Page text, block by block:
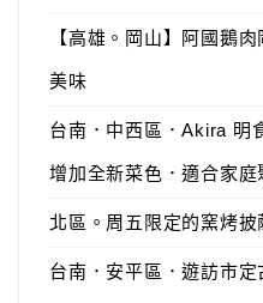
【高雄。岡山】阿國鵝
美味
台南．中西區．Akira 明
增加全新菜色．適合家庭
北區。周五限定的窯烤
台南．安平區．遊訪市